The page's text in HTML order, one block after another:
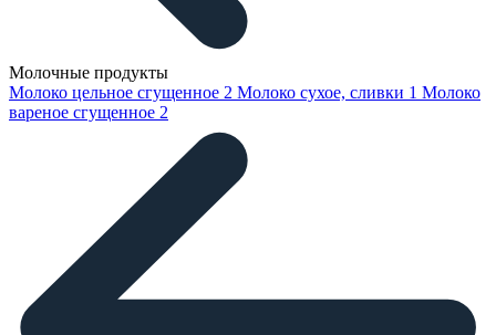
Молочные продукты
Молоко цельное сгущенное 2 Молоко сухое, сливки 1 Молоко
вареное сгущенное 2